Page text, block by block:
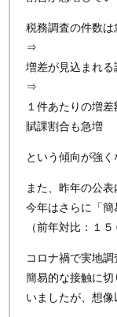
税務調査の件数は
⇒
増差が見込まれる
⇒
１件あたりの増
賦課割合も急増
という傾向が強く
また、昨年の公表
今年はさらに「
（前年対比：１５
コロナ禍で実地調
簡易的な接触に
いましたが、想像